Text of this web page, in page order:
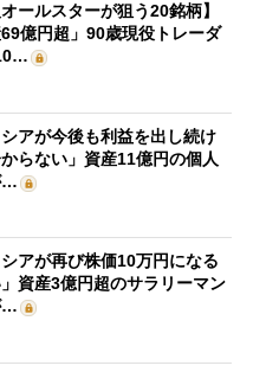
オールスターが狙う20銘柄】
69億円超」90歳現役トレーダ
シアが今後も利益を出し続け
らない」資産11億円の個人
…
シアが再び株価10万円になる
資産3億円超のサラリーマン
…